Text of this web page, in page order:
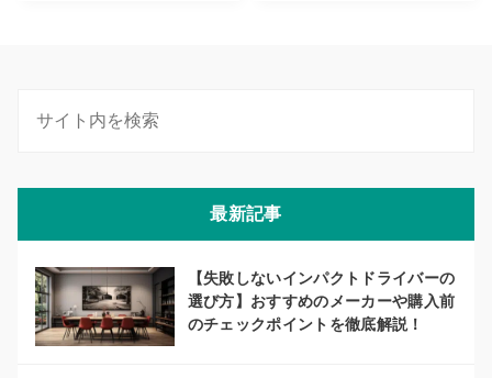
最新記事
【失敗しないインパクトドライバーの
選び方】おすすめのメーカーや購入前
のチェックポイントを徹底解説！